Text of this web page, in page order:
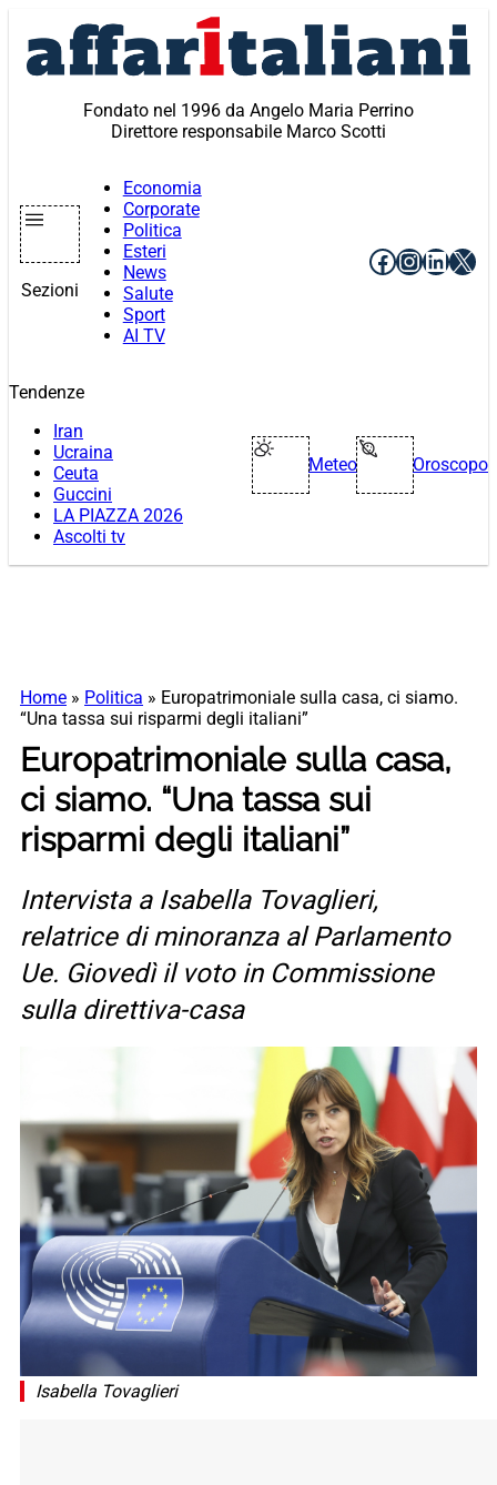
contenuto
Fondato nel 1996 da Angelo Maria Perrino
Direttore responsabile Marco Scotti
Sezioni
Economia
Corporate
Politica
Esteri
News
Salute
Sport
AI TV
Facebook
X
Tendenze
Iran
Ucraina
Ceuta
Guccini
LA PIAZZA 2026
Ascolti tv
Meteo Oroscopo
Home » Politica » Europatrimoniale sulla casa, ci siamo.
“Una tassa sui risparmi degli italiani”
Europatrimoniale sulla casa,
ci siamo. “Una tassa sui
risparmi degli italiani”
Intervista a Isabella Tovaglieri,
relatrice di minoranza al Parlamento
Ue. Giovedì il voto in Commissione
sulla direttiva-casa
Isabella Tovaglieri